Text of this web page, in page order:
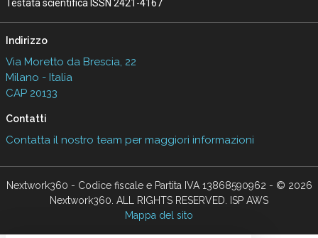
Testata scientifica ISSN 2421-4167
Indirizzo
Via Moretto da Brescia, 22
Milano - Italia
CAP 20133
Contatti
Contatta il nostro team per maggiori informazioni
Nextwork360 - Codice fiscale e Partita IVA 13868590962 - © 2026
Nextwork360. ALL RIGHTS RESERVED. ISP AWS
Mappa del sito